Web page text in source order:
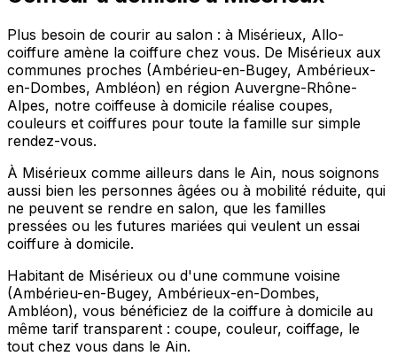
Plus besoin de courir au salon : à Misérieux, Allo-
coiffure amène la coiffure chez vous. De Misérieux aux
communes proches (Ambérieu-en-Bugey, Ambérieux-
en-Dombes, Ambléon) en région Auvergne-Rhône-
Alpes, notre coiffeuse à domicile réalise coupes,
couleurs et coiffures pour toute la famille sur simple
rendez-vous.
À Misérieux comme ailleurs dans le Ain, nous soignons
aussi bien les personnes âgées ou à mobilité réduite, qui
ne peuvent se rendre en salon, que les familles
pressées ou les futures mariées qui veulent un essai
coiffure à domicile.
Habitant de Misérieux ou d'une commune voisine
(Ambérieu-en-Bugey, Ambérieux-en-Dombes,
Ambléon), vous bénéficiez de la coiffure à domicile au
même tarif transparent : coupe, couleur, coiffage, le
tout chez vous dans le Ain.